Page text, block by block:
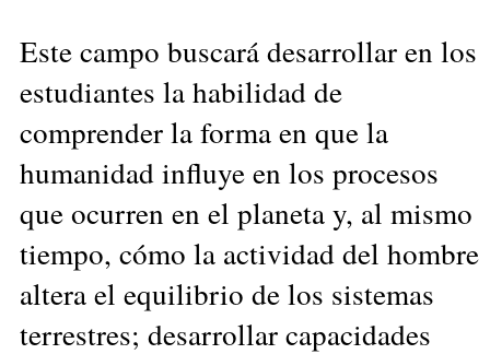
Este campo buscará desarrollar en los
estudiantes la habilidad de
comprender la forma en que la
humanidad influye en los procesos
que ocurren en el planeta y, al mismo
tiempo, cómo la actividad del hombre
altera el equilibrio de los sistemas
terrestres; desarrollar capacidades